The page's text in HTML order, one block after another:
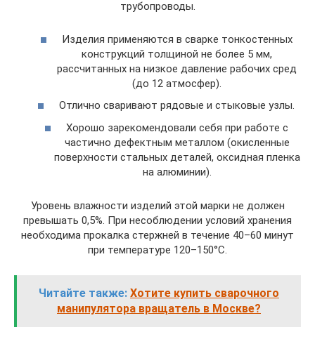
трубопроводы.
Изделия применяются в сварке тонкостенных
конструкций толщиной не более 5 мм,
рассчитанных на низкое давление рабочих сред
(до 12 атмосфер).
Отлично сваривают рядовые и стыковые узлы.
Хорошо зарекомендовали себя при работе с
частично дефектным металлом (окисленные
поверхности стальных деталей, оксидная пленка
на алюминии).
Уровень влажности изделий этой марки не должен
превышать 0,5%. При несоблюдении условий хранения
необходима прокалка стержней в течение 40–60 минут
при температуре 120–150°C.
Читайте также: Хотите купить сварочного
манипулятора вращатель в Москве?